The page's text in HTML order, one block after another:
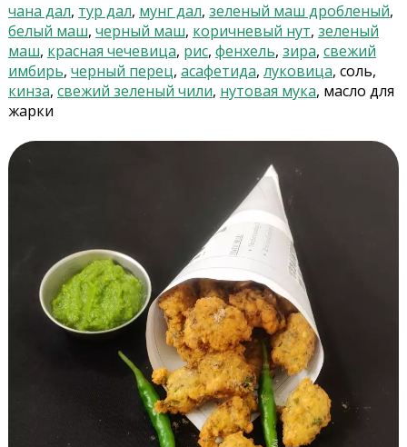
чана дал, тур дал, мунг дал, зеленый маш дробленый,
белый маш, черный маш, коричневый нут, зеленый
маш, красная чечевица, рис, фенхель, зира, свежий
имбирь, черный перец, асафетида, луковица, соль,
кинза, свежий зеленый чили, нутовая мука, масло для
жарки